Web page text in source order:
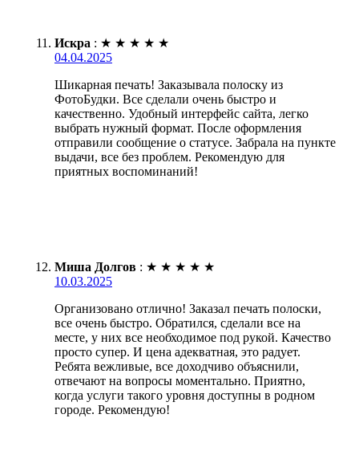
Искра : ★ ★ ★ ★ ★
04.04.2025
Шикарная печать! Заказывала полоску из
ФотоБудки. Все сделали очень быстро и
качественно. Удобный интерфейс сайта, легко
выбрать нужный формат. После оформления
отправили сообщение о статусе. Забрала на пункте
выдачи, все без проблем. Рекомендую для
приятных воспоминаний!
Миша Долгов : ★ ★ ★ ★ ★
10.03.2025
Организовано отлично! Заказал печать полоски,
все очень быстро. Обратился, сделали все на
месте, у них все необходимое под рукой. Качество
просто супер. И цена адекватная, это радует.
Ребята вежливые, все доходчиво объяснили,
отвечают на вопросы моментально. Приятно,
когда услуги такого уровня доступны в родном
городе. Рекомендую!